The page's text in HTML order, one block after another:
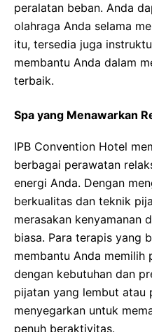
peralatan beban. Anda
olahraga Anda selama
itu, tersedia juga
membantu Anda dalam
terbaik.
Spa yang Menawarkan
IPB Convention Hotel
berbagai perawatan
energi Anda. Dengan
berkualitas dan teknik
merasakan kenyamanan
biasa. Para terapis yang
membantu Anda memilih
dengan kebutuhan dan
pijatan yang lembut atau
menyegarkan untuk
penuh beraktivitas.